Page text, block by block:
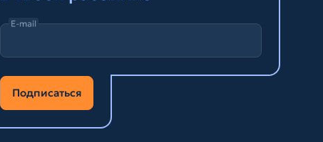
E-mail
Подписаться